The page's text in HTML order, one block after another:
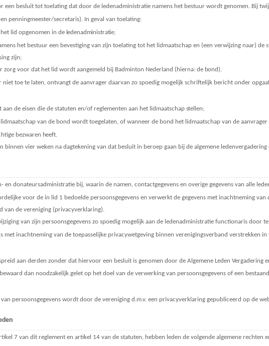
een besluit tot toelating dat door de ledenadministratie namens het bestuur wordt genomen. Bij
penningmeester/secretaris). In geval van toelating:
lid opgenomen in de ledenadministratie;
het bestuur een bevestiging van zijn toelating tot het lidmaatschap en (een verwijzing naar) de
zijn;
zorg voor dat het lid wordt aangemeld bij Badminton Nederland (hierna: de bond).
niet toe te laten, ontvangt de aanvrager daarvan zo spoedig mogelijk schriftelijk bericht onder
de eisen die de statuten en/of reglementen aan het lidmaatschap stellen;
van de bond wordt toegelaten, of wanneer de bond het lidmaatschap van de
bezwaren heeft.
binnen vier weken na dagtekening van dat besluit in beroep gaan bij de algemene
en donateursadministratie bij, waarin de namen, contactgegevens en overige gegevens van alle
voor de in lid 1 bedoelde persoonsgegevens en verwerkt de gegevens met inachtneming
van de vereniging (privacyverklaring).
van zijn persoonsgegevens zo spoedig mogelijk aan de ledenadministratie functionaris door te
met inachtneming van de toepasselijke privacywetgeving binnen verenigingsverband verstrekken
aan derden zonder dat hiervoor een besluit is genomen door de Algemene Leden
dan noodzakelijk gelet op het doel van de verwerking van persoonsgegevens of een
persoonsgegevens wordt door de vereniging d.m.v. een privacyverklaring gepubliceerd op de
7 van dit reglement en artikel 14 van de statuten, hebben leden de volgende algemene rechten